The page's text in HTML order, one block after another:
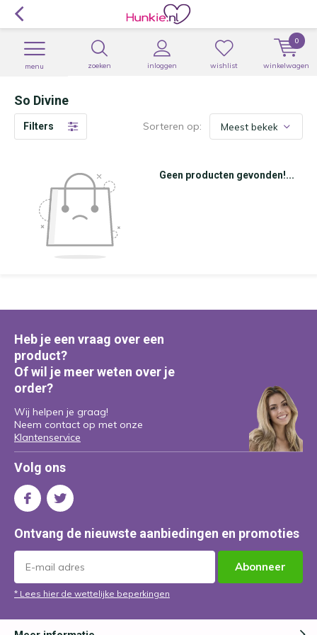
zoeken inloggen
menu wishlist winkelwagen
0
So Divine
Filters Sorteren op:
Geen producten gevonden!...
Heb je een vraag over een
product?
Of wil je meer weten over je
order?
Wij helpen je graag!
Neem contact op met onze
Klantenservice
Volg ons
Ontvang de nieuwste aanbiedingen en promoties
Abonneer
* Lees hier de wettelijke beperkingen